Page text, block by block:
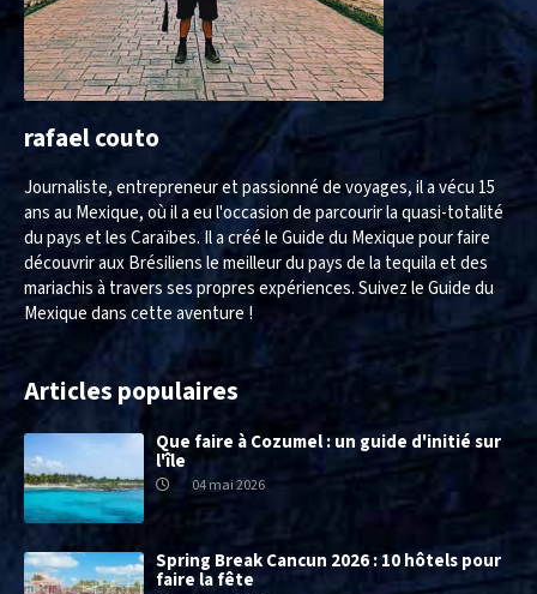
rafael couto
Journaliste, entrepreneur et passionné de voyages, il a vécu 15
ans au Mexique, où il a eu l'occasion de parcourir la quasi-totalité
du pays et les Caraïbes. Il a créé le Guide du Mexique pour faire
découvrir aux Brésiliens le meilleur du pays de la tequila et des
mariachis à travers ses propres expériences. Suivez le Guide du
Mexique dans cette aventure !
Articles populaires
Que faire à Cozumel : un guide d'initié sur
l'île
04 mai 2026
Spring Break Cancun 2026 : 10 hôtels pour
faire la fête